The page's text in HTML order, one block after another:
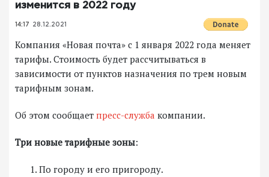
изменится в 2022 году
14:17 28.12.2021
Компания «Новая почта» с 1 января 2022 года меняет
тарифы. Стоимость будет рассчитываться в
зависимости от пунктов назначения по трем новым
тарифным зонам.
Об этом сообщает пресс-служба компании.
Три новые тарифные зоны:
По городу и его пригороду.